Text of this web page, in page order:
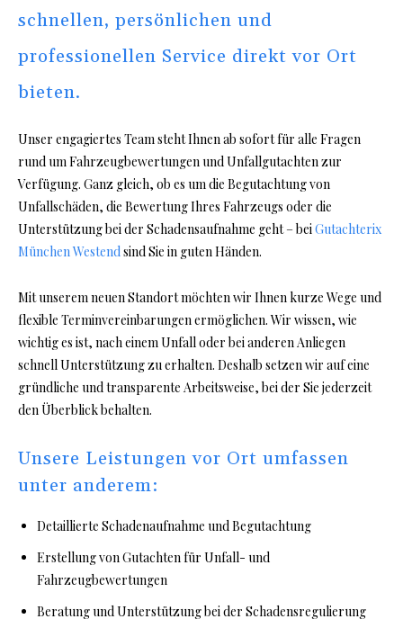
schnellen, persönlichen und
professionellen Service direkt vor Ort
bieten.
Unser engagiertes Team steht Ihnen ab sofort für alle Fragen
rund um Fahrzeugbewertungen und Unfallgutachten zur
Verfügung. Ganz gleich, ob es um die Begutachtung von
Unfallschäden, die Bewertung Ihres Fahrzeugs oder die
Unterstützung bei der Schadensaufnahme geht – beiGutachterix
München Westendsind Sie in guten Händen.
Mit unserem neuen Standort möchten wir Ihnen kurze Wege und
flexible Terminvereinbarungen ermöglichen. Wir wissen, wie
wichtig es ist, nach einem Unfall oder bei anderen Anliegen
schnell Unterstützung zu erhalten. Deshalb setzen wir auf eine
gründliche und transparente Arbeitsweise, bei der Sie jederzeit
den Überblick behalten.
Unsere Leistungen vor Ort umfassen
unter anderem:
Detaillierte Schadenaufnahme und Begutachtung
Erstellung von Gutachten für Unfall- und
Fahrzeugbewertungen
Beratung und Unterstützung bei der Schadensregulierung